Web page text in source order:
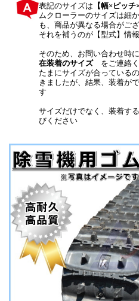
表記のサイズは 【幅×ピッ
ムクローラーのサイズは細
も、商品が異なる場合がご
それを補うのが【型式】情
そのため、お問い合わせ時
在装着のサイズをご連絡く
たまにサイズが合っている
きましたが、結果、装着が
す
サイズだけでなく、装着す
びください